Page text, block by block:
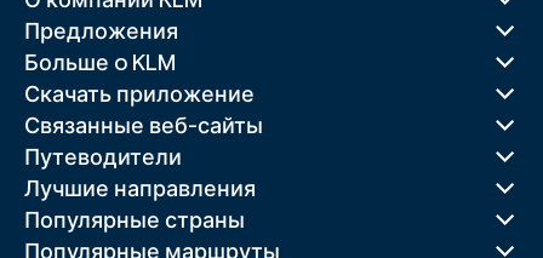
Предложения
Больше o KLM
Скачать приложение
Связанные веб-сайты
Путеводители
Лучшие направления
Популярные страны
Популярные маршруты